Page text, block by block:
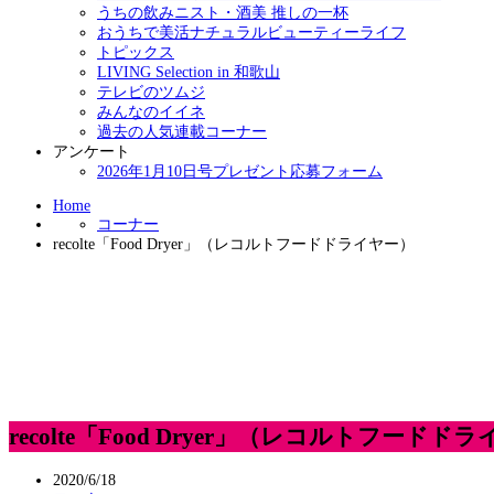
うちの飲みニスト・酒美 推しの一杯
おうちで美活ナチュラルビューティーライフ
トピックス
LIVING Selection in 和歌山
テレビのツムジ
みんなのイイネ
過去の人気連載コーナー
アンケート
2026年1月10日号プレゼント応募フォーム
Home
コーナー
recolte「Food Dryer」（レコルトフードドライヤー）
recolte「Food Dryer」（レコルトフードドラ
2020/6/18